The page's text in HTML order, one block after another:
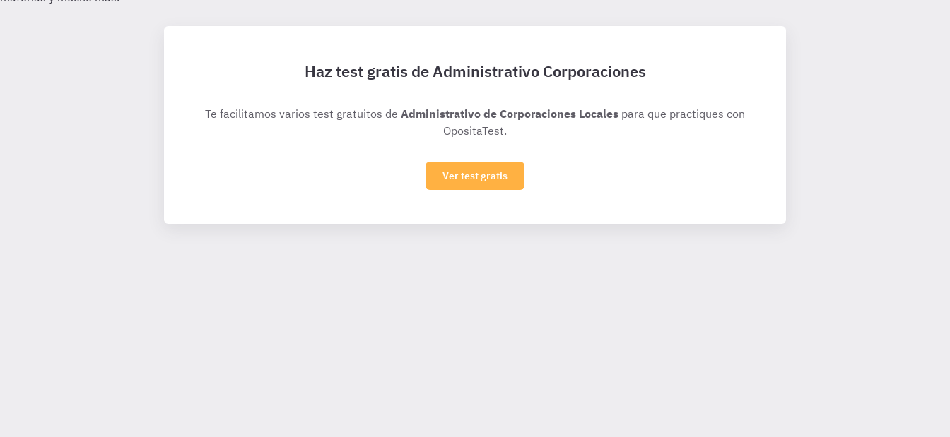
Haz test gratis de Administrativo Corporaciones
Te facilitamos varios test gratuitos de Administrativo de Corporaciones Locales para que practiques con
OpositaTest.
Ver test gratis